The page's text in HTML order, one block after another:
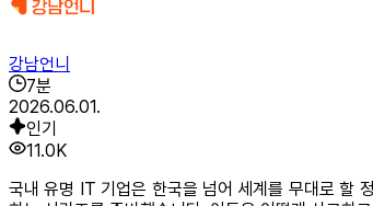
강남언니
7분
2026.06.01.
인기
11.0K
국내 유명 IT 기업은 한국을 넘어 세계를 무대로 할